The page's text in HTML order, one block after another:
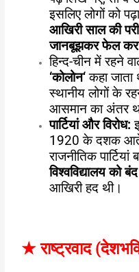
इसलिए लोगों को
आखिरी साल की
जानबूझकर फेल कर
हिन्द-चीन में रहने
‘कोलोन‘कहा
स्थानीय लोगों के
आसमान का अंतर
पार्टियां और विरोध:
1920 के दशक
राजनीतिक
विश्वविद्यालय को
आखिरी हद थी।
★राष्ट्रवाद